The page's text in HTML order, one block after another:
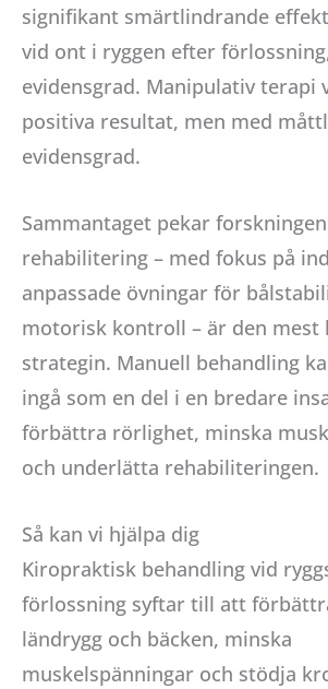
signifikant smärtlindrande
vid ont i ryggen efter
evidensgrad. Manipulativ terapi
positiva resultat, men med
evidensgrad.
Sammantaget pekar
rehabilitering – med fokus på
anpassade övningar för
motorisk kontroll – är den mest
strategin. Manuell behandling
ingå som en del i en bredare
förbättra rörlighet, minska
och underlätta rehabiliteringen.
Så kan vi hjälpa dig
Kiropraktisk behandling vid
förlossning syftar till att
ländrygg och bäcken, minska
muskelspänningar och stödja